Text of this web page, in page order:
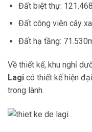
Đất biệt thự:
Đất công viên cây
Đất hạ tầng:
Về thiết kế, khu nghỉ
Lagi có thiết kế hiện
trong lành.